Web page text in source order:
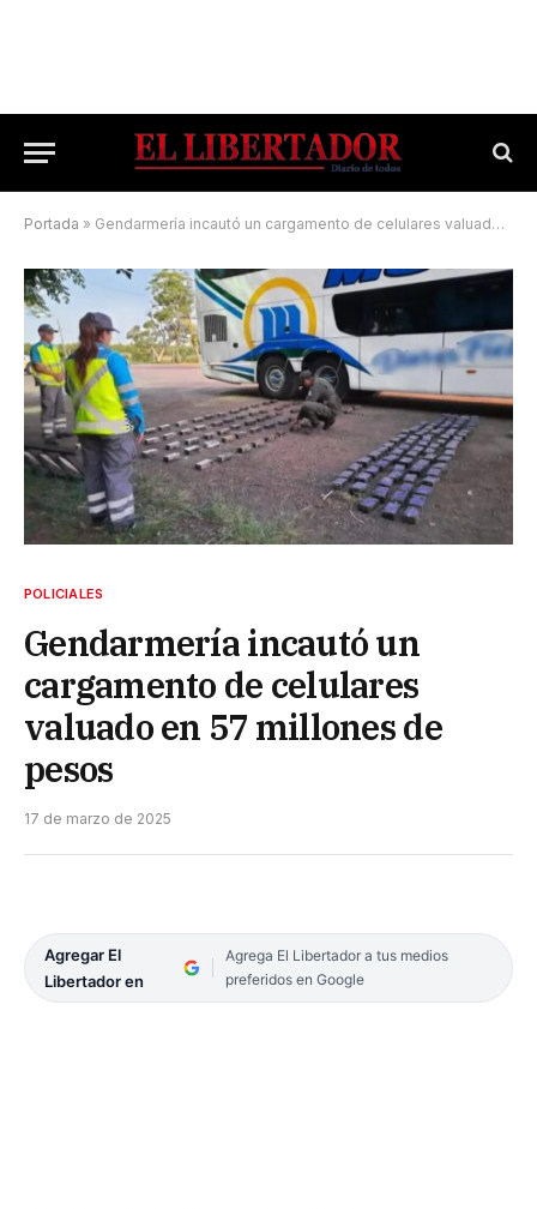
Portada » Gendarmería incautó un cargamento de celulares valuado en 57 millones de pesos
POLICIALES
Gendarmería incautó un
cargamento de celulares
valuado en 57 millones de
pesos
17 de marzo de 2025
Agregar El
Libertador en
Agrega El Libertador a tus medios
preferidos en Google